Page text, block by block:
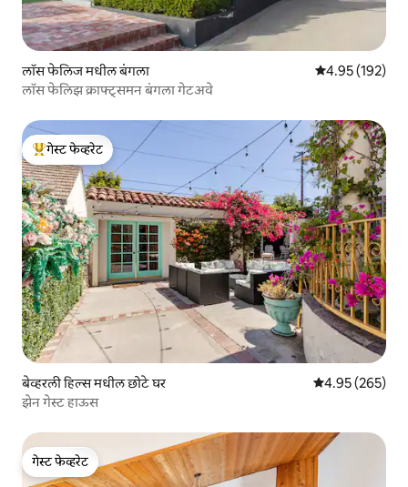
लॉस फेलिज मधील बंगला 5 पैकी 4.95
4.95 (192)
लॉस फेलिझ क्राफ्ट्समन बंगला गेटअवे
टॉप गेस्ट फेव्हरेट
गेस्ट फेव्हरेट
बेव्हरली हिल्स मधील छोटे घर 5 पैकी 4.95
4.95 (265)
झेन गेस्ट हाऊस
गेस्ट फेव्हरेट
गेस्ट फेव्हरेट